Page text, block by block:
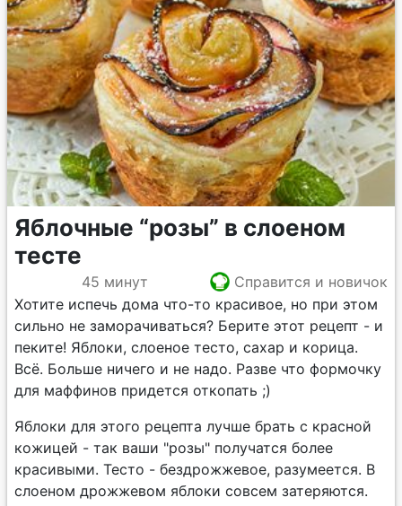
Яблочные “розы” в слоеном
тесте
45 минут
Справится и новичок
Хотите испечь дома что-то красивое, но при этом
сильно не заморачиваться? Берите этот рецепт - и
пеките! Яблоки, слоеное тесто, сахар и корица.
Всё. Больше ничего и не надо. Разве что формочку
для маффинов придется откопать ;)
Яблоки для этого рецепта лучше брать с красной
кожицей - так ваши "розы" получатся более
красивыми. Тесто - бездрожжевое, разумеется. В
слоеном дрожжевом яблоки совсем затеряются.